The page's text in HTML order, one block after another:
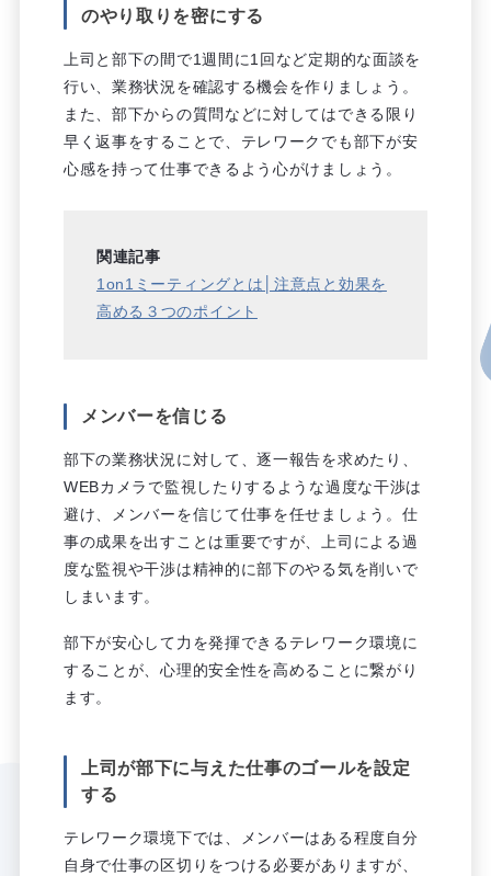
のやり取りを密にする
上司と部下の間で1週間に1回など定期的な面談を
行い、業務状況を確認する機会を作りましょう。
また、部下からの質問などに対してはできる限り
早く返事をすることで、テレワークでも部下が安
心感を持って仕事できるよう心がけましょう。
関連記事
1on1ミーティングとは│注意点と効果を
高める３つのポイント
メンバーを信じる
部下の業務状況に対して、逐一報告を求めたり、
WEBカメラで監視したりするような過度な干渉は
避け、メンバーを信じて仕事を任せましょう。仕
事の成果を出すことは重要ですが、上司による過
度な監視や干渉は精神的に部下のやる気を削いで
しまいます。
部下が安心して力を発揮できるテレワーク環境に
することが、心理的安全性を高めることに繋がり
ます。
上司が部下に与えた仕事のゴールを設定
する
テレワーク環境下では、メンバーはある程度自分
自身で仕事の区切りをつける必要がありますが、